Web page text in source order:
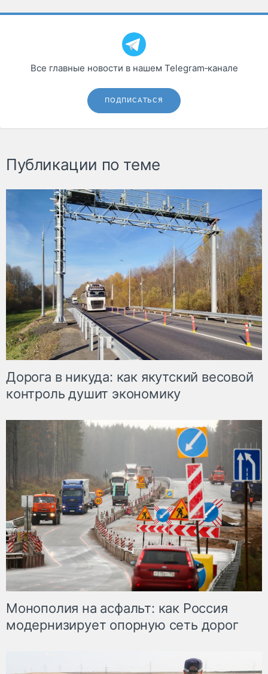
Все главные новости в нашем Telegram‑канале
ПОДПИСАТЬСЯ
Публикации по теме
Дорога в никуда: как якутский весовой
контроль душит экономику
Монополия на асфальт: как Россия
модернизирует опорную сеть дорог